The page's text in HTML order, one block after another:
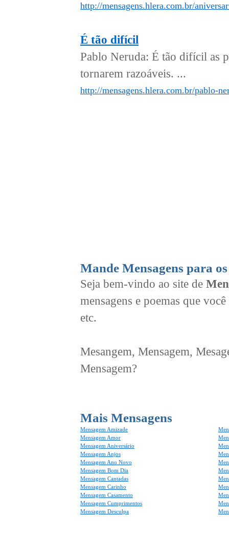
http://mensagens.hlera.com.br/
É tão difícil
Pablo Neruda: É tão difícil as
tornarem razoáveis. ...
http://mensagens.hlera.com.br/pablo-
Mande Mensagens para
Seja bem-vindo ao site de
mensagens e poemas que
etc.
Mesangem, Mensagem,
Mensagem?
Mais Mensagens
Mensagem Amizade
Mensagem Amor
Mensagem Aniversário
Mensagem Anjos
Mensagem Ano Novo
Mensagem Bom Dia
Mensagem Cantadas
Mensagem Carinho
Mensagem Casamento
Mensagem Cumprimentos
Mensagem Desculpa